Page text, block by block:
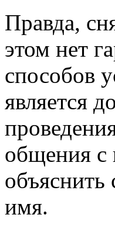
Правда,
этом нет
способов
является
общения с
объяснить
имя.